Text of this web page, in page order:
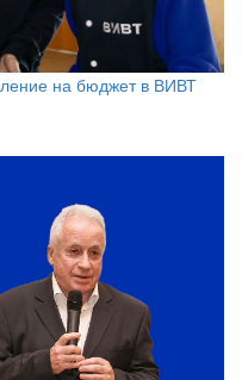
на бюджет в ВИВТ